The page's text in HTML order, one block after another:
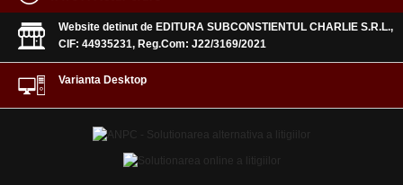
Website detinut de EDITURA SUBCONSTIENTUL CHARLIE S.R.L.,
CIF: 44935231, Reg.Com: J22/3169/2021
Varianta Desktop